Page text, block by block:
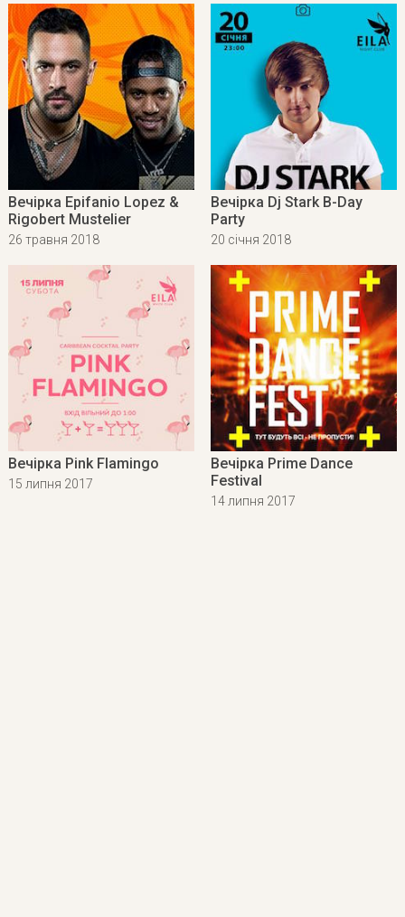
Вечірка Epifanio Lopez &
Rigobert Mustelier
26 травня 2018
Вечірка Dj Stark B-Day
Party
20 січня 2018
Вечірка Pink Flamingo
15 липня 2017
Вечірка Prime Dance
Festival
14 липня 2017